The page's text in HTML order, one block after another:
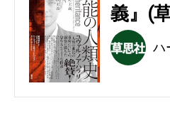
義』(
ハ